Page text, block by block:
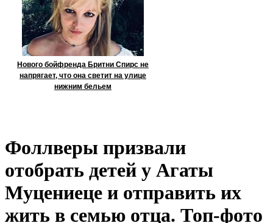
Нового бойфренда Бритни Спирс не
напрягает, что она светит на улице
нижним бельем
Фоллверы призвали
отобрать детей у Агаты
Муцениеце и отправить их
жить в семью отца. Топ-фото